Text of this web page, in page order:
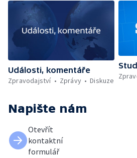
Události, komentáře
Zpravodajství
Zprávy Diskuze
Napište nám
Otevřít
kontaktní
formulář